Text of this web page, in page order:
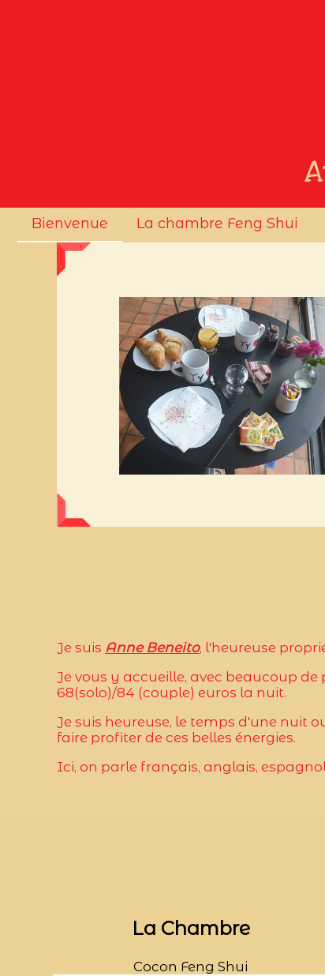
Bienvenue La chambre Feng Shui
Je suis Anne Beneito, l'heureuse
Je vous y accueille, avec beaucoup
68(solo)/84 (couple) euros la nuit.
Je suis heureuse, le temps d'une nuit
faire profiter de ces belles énergies.
Ici, on parle français, anglais,
La Chambre
Cocon Feng Shui